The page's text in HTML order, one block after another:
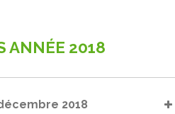
ANNÉE 2018
2018